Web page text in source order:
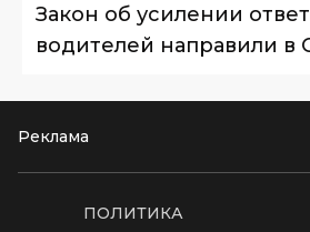
Закон об усилении
водителей направили в
Реклама
ПОЛИТИКА